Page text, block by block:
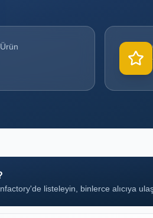
listeleyin, binlerce alıcıya